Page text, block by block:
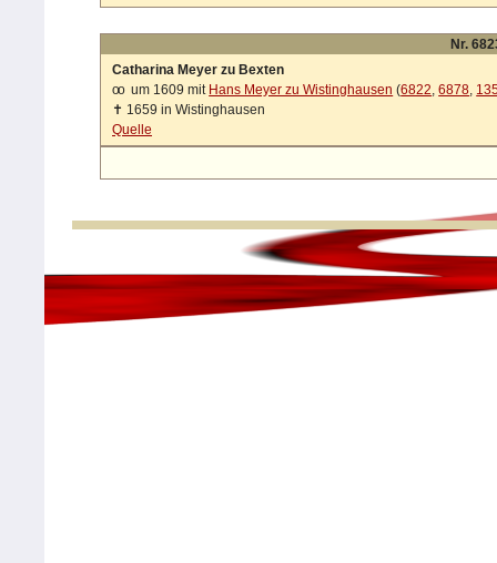
Nr.
Catharina Meyer zu Bexten
oo um 1609 mit Hans Meyer zu Wistinghausen (6822,6878,
✝ 1659 in Wistinghausen
Quelle